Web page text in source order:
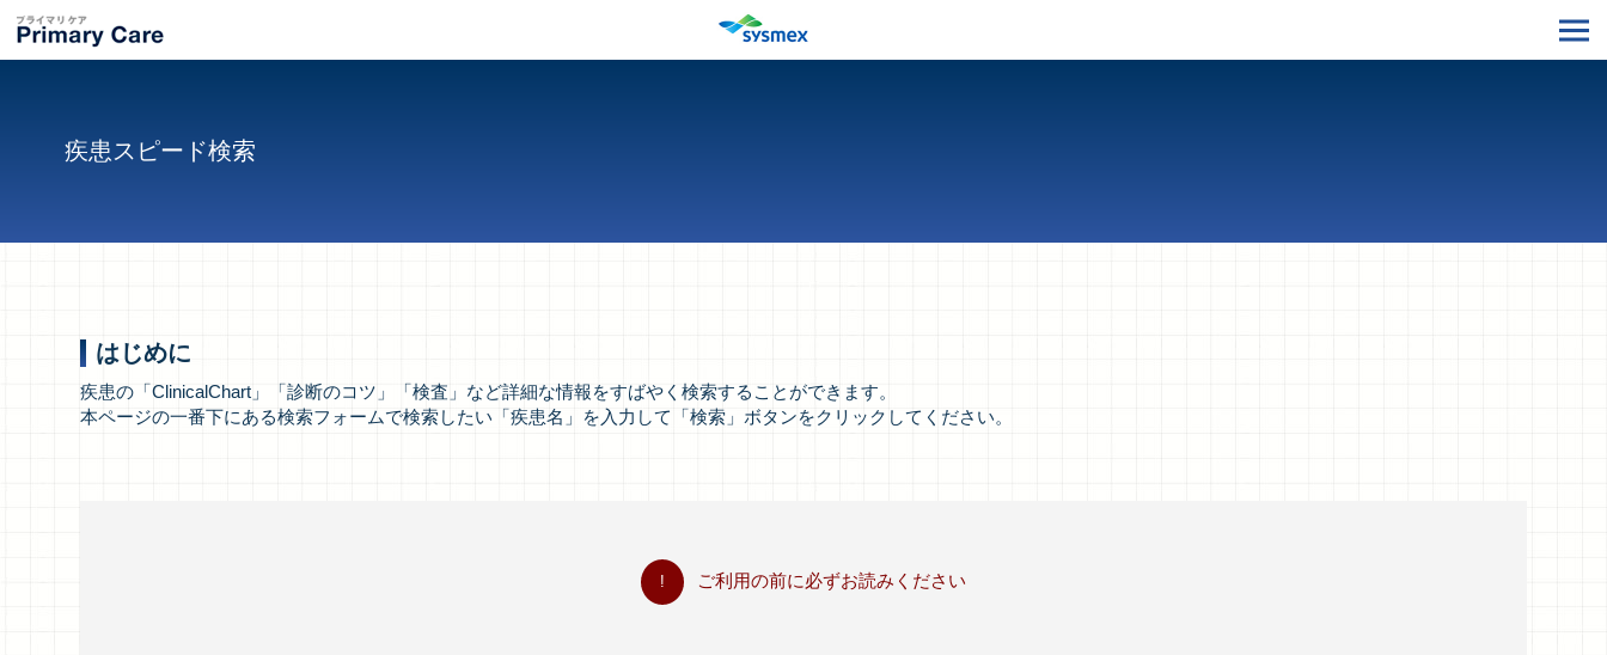
疾患スピード検索
はじめに
疾患の「ClinicalChart」「診断のコツ」「検査」など詳細な情報をすばやく検索することができます。
本ページの一番下にある検索フォームで検索したい「疾患名」を入力して「検索」ボタンをクリックしてください。
ご利用の前に必ずお読みください